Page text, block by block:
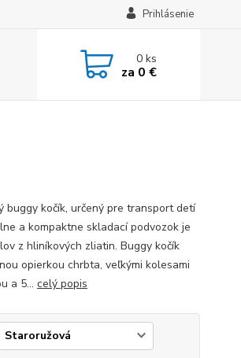
Prihlásenie
0ks
za 0 €
buggy kočík, určený pre transport detí
a kompaktne skladací podvozok je
z hliníkových zliatin. Buggy kočík
opierkou chrbta, veľkými kolesami
a 5... celý popis